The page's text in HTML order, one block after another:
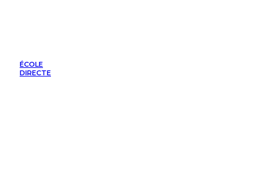
ÉCOLE
DIRECTE